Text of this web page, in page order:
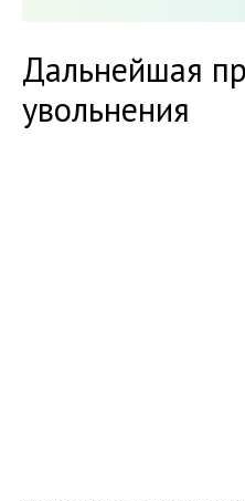
Дальнейшая
увольнения